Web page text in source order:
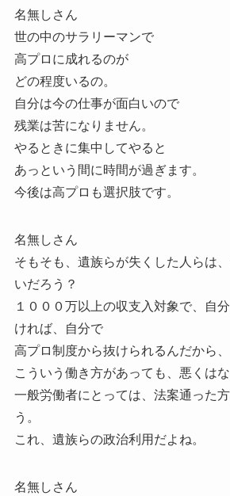
名無しさん
世の中のサラリーマンで
高プロに成れるのが
どの程度いるの。
自分は今の仕事が面白いので
残業は苦になりません。
やるときに集中してやると
あっという間に時間が過ぎます。
今後は高プロも選択肢です。
名無しさん
そもそも、遺族らが失くした人らは
いだろう？
１０００万以上の収支入対象で、自
ければ、自分で
高プロ制度から抜けられるんだから、
こういう働き方があっても、悪くはな
一般労働者にとっては、法案通った
う。
これ、遺族らの政治利用だよね。
名無しさん